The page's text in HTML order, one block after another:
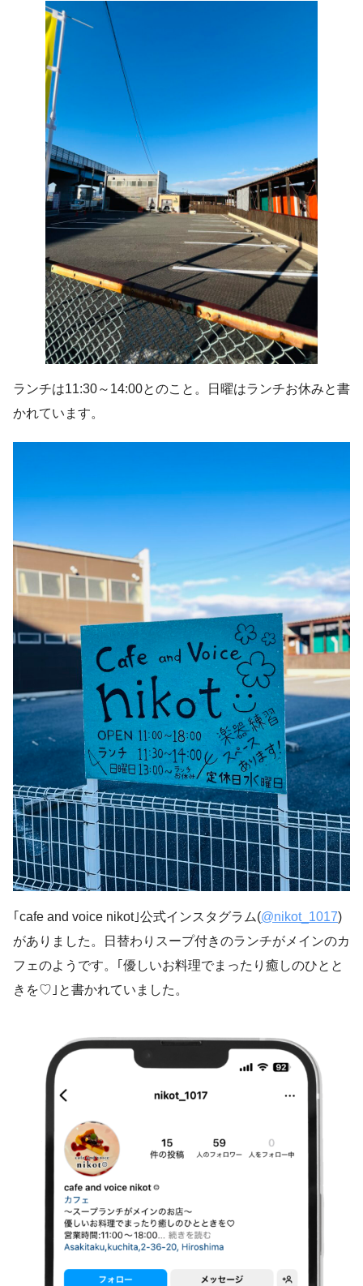
ランチは11:30～14:00とのこと。日曜はランチお休みと書
かれています。
｢cafe and voice nikot｣公式インスタグラム(@nikot_1017)
がありました。日替わりスープ付きのランチがメインのカ
フェのようです。｢優しいお料理でまったり癒しのひとと
きを♡｣と書かれていました。